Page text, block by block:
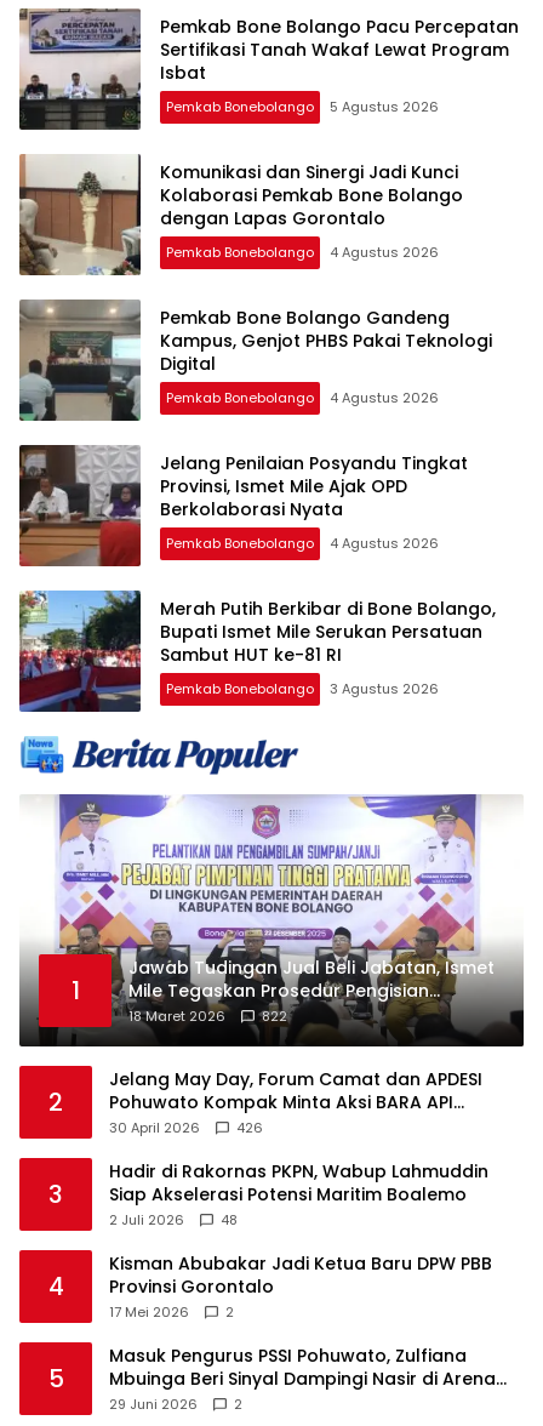
Pemkab Bone Bolango Pacu Percepatan
Sertifikasi Tanah Wakaf Lewat Program
Isbat
Pemkab Bonebolango 5 Agustus 2026
Komunikasi dan Sinergi Jadi Kunci
Kolaborasi Pemkab Bone Bolango
dengan Lapas Gorontalo
Pemkab Bonebolango 4 Agustus 2026
Pemkab Bone Bolango Gandeng
Kampus, Genjot PHBS Pakai Teknologi
Digital
Pemkab Bonebolango 4 Agustus 2026
Jelang Penilaian Posyandu Tingkat
Provinsi, Ismet Mile Ajak OPD
Berkolaborasi Nyata
Pemkab Bonebolango 4 Agustus 2026
Merah Putih Berkibar di Bone Bolango,
Bupati Ismet Mile Serukan Persatuan
Sambut HUT ke-81 RI
Pemkab Bonebolango 3 Agustus 2026
1
Jawab Tudingan Jual Beli Jabatan, Ismet
Mile Tegaskan Prosedur Pengisian
Jabatan
18 Maret 2026 822
2
Jelang May Day, Forum Camat dan APDESI
Pohuwato Kompak Minta Aksi BARA API
Ditunda
30 April 2026 426
3
Hadir di Rakornas PKPN, Wabup Lahmuddin
Siap Akselerasi Potensi Maritim Boalemo
2 Juli 2026 48
4
Kisman Abubakar Jadi Ketua Baru DPW PBB
Provinsi Gorontalo
17 Mei 2026 2
5
Masuk Pengurus PSSI Pohuwato, Zulfiana
Mbuinga Beri Sinyal Dampingi Nasir di Arena
Politik ?
29 Juni 2026 2